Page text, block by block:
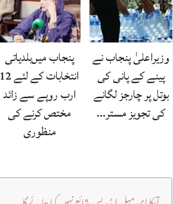
وزیراعلیٰ پنجاب نے
پینے کے پانی کی
بوتل پر چارجز لگانے
کی تجویز مستر…
پنجاب میں‌بلدیاتی
انتخابات کے لئے 12
ارب روپے سے زائد
مختص کرنے کی
منظوری